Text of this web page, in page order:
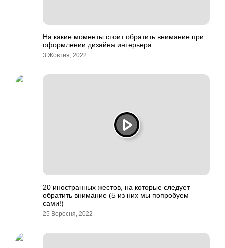
На какие моменты стоит обратить внимание при
оформлении дизайна интерьера
3 Жовтня, 2022
20 иностранных жестов, на которые следует
обратить внимание (5 из них мы попробуем
сами!)
25 Вересня, 2022